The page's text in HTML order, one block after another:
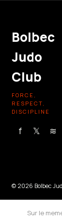
Bolbec
Judo
Club
FORCE,
RESPECT,
DISCIPLINE
f 𝕏 ≋
© 2026 Bolbec
Sur le